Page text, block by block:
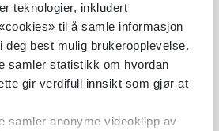
teknologier, inkludert
til å samle informasjon
deg best mulig brukeropplevelse.
samler statistikk om hvordan
gir verdifull innsikt som gjør at
samler anonyme videoklipp av
kan
den lokale
i samråd med